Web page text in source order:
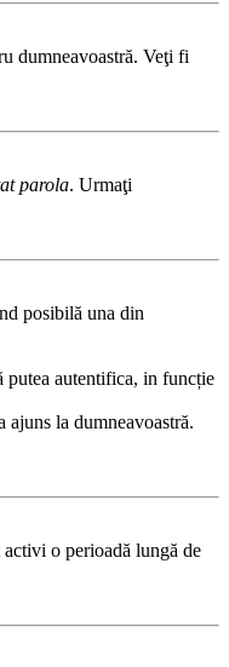
dumneavoastră. Veţi fi
parola. Urmaţi
posibilă una din
putea autentifica, in funcție
la dumneavoastră.
o perioadă lungă de